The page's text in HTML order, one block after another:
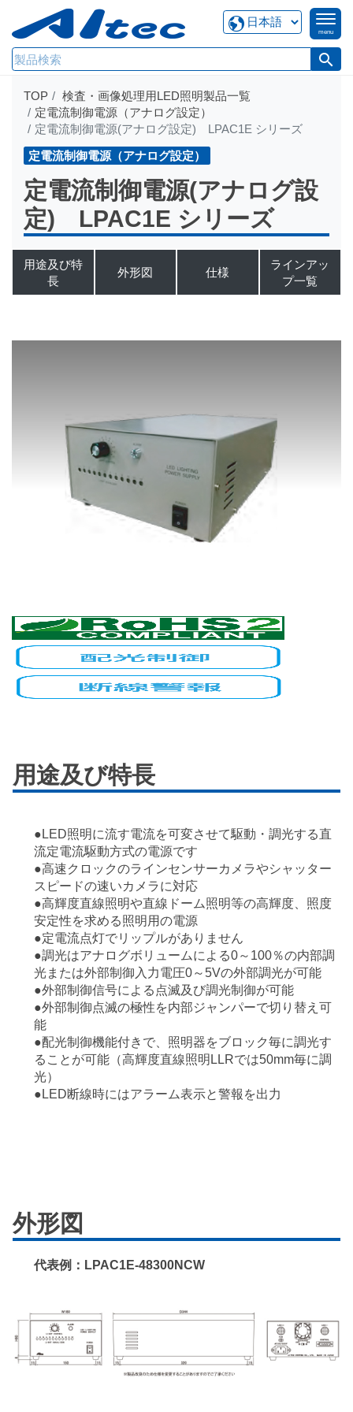
menu
search
TOP
検査・画像処理用LED照明製品一覧
定電流制御電源（アナログ設定）
定電流制御電源(アナログ設定) LPAC1E シリーズ
定電流制御電源（アナログ設定）
定電流制御電源(アナログ設
定) LPAC1E シリーズ
用途及び特
長
外形図 仕様
ラインアッ
プ一覧
用途及び特長
●LED照明に流す電流を可変させて駆動・調光する直
流定電流駆動方式の電源です
●高速クロックのラインセンサーカメラやシャッター
スピードの速いカメラに対応
●高輝度直線照明や直線ドーム照明等の高輝度、照度
安定性を求める照明用の電源
●定電流点灯でリップルがありません
●調光はアナログボリュームによる0～100％の内部調
光または外部制御入力電圧0～5Vの外部調光が可能
●外部制御信号による点滅及び調光制御が可能
●外部制御点滅の極性を内部ジャンパーで切り替え可
能
●配光制御機能付きで、照明器をブロック毎に調光す
ることが可能（高輝度直線照明LLRでは50mm毎に調
光）
●LED断線時にはアラーム表示と警報を出力
外形図
代表例：LPAC1E-48300NCW